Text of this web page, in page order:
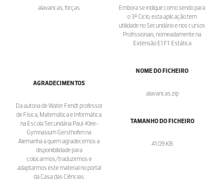
alavancas, forças
Embora se indique como sendo para
o 3º Ciclo, esta aplicação tem
utilidade no Secundário e nos cursos
Profissionais, nomeadamente na
Extensão E1.F1: Estática
AGRADECIMENTOS
Da autoria de Water Fendt professor
de Física, Matemática e Informática
na Escola Secundária Paul-Klee-
Gymnasium Gersthofen na
Alemanha a quem agradecemos a
disponibilidade para
colocarmos/traduzirmos e
adaptarmos este material no portal
da Casa das Ciências.
NOME DO FICHEIRO
alavancas.zip
TAMANHO DO FICHEIRO
41.09 KB